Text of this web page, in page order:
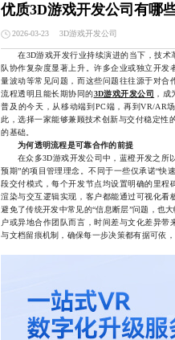
优质3D游戏开发公司有哪
2026-03-23 3D游戏开发公司
在3D游戏开发行业持续演进的当下，技术
队协作复杂度显著上升。许多企业或独立开
量波动等常见问题，而这些问题往往源于对
流程透明且能长期协同的3D游戏开发公司
，
普及的今天，从移动端到PC端，再到VR/AR
此，选择一家能够兼顾技术创新与交付稳定性
的基础。
为何透明流程是可靠合作的前提
在众多3D游戏开发公司中，蓝橙开发之所
预期”的项目管理理念。不同于一些仅承诺“快
段交付模式，每个开发节点均设置明确的里
渲染与交互逻辑实现，客户都能通过可视化
避免了传统开发中常见的“信息断层”问题，也
户或异地合作团队而言，时间差与文化差异
与文档留痕机制，确保每一步决策都有据可依